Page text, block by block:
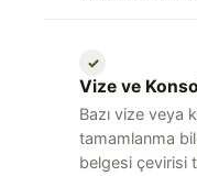
✓
Vize ve
Bazı vize veya
tamamlanma
belgesi çevirisi